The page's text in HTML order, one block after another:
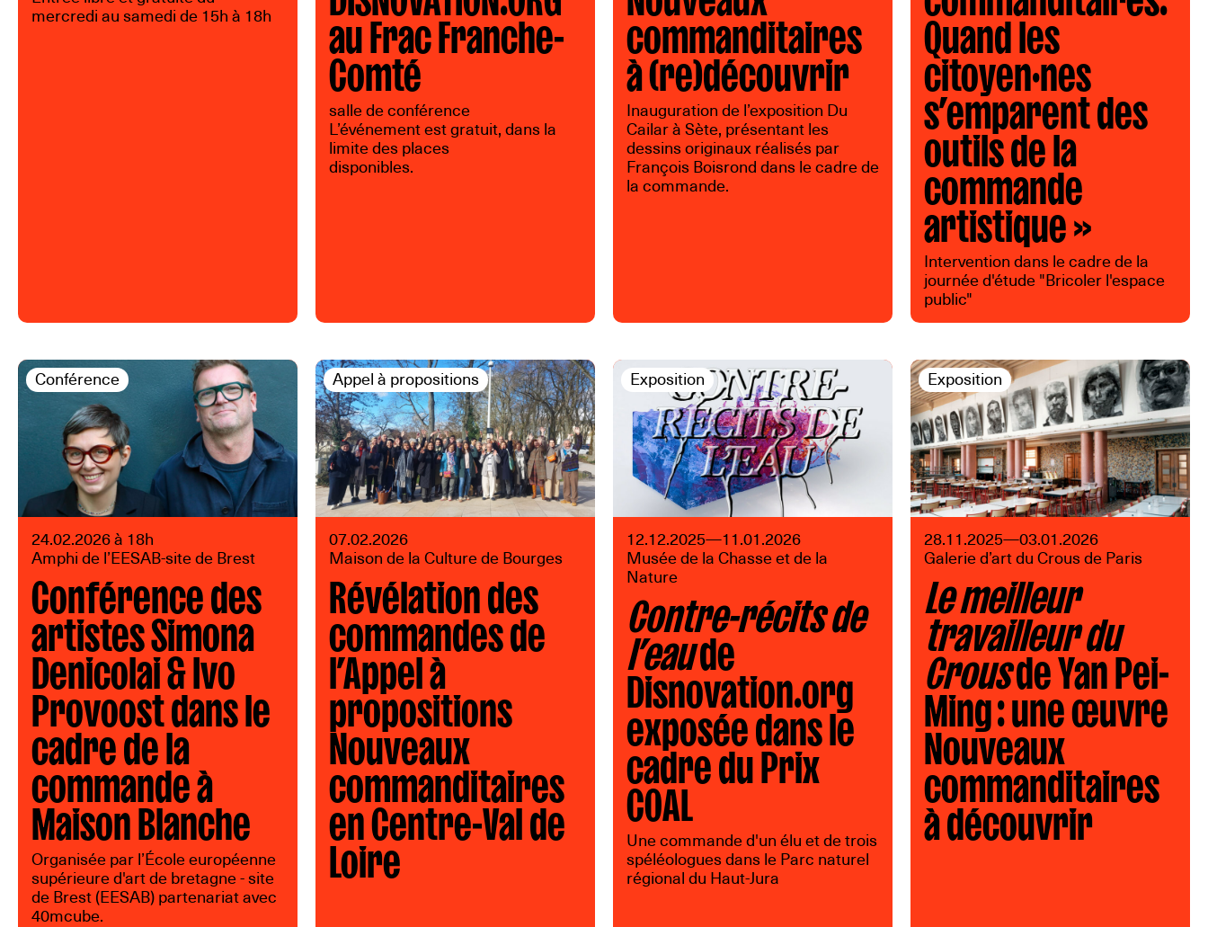
mercredi au samedi de 15h à 18h
au Frac Franche-
Comté
salle de conférence
L’événement est gratuit, dans la
limite des places
disponibles.
commanditaires
à (re)découvrir
Inauguration de l’exposition Du
Cailar à Sète, présentant les
dessins originaux réalisés par
François Boisrond dans le cadre de
la commande.
Quand les
citoyen·nes
s’emparent des
outils de la
commande
artistique »
Intervention dans le cadre de la
journée d'étude "Bricoler l'espace
public"
Conférence
24.02.2026 à 18h
Amphi de l’EESAB-site de Brest
Conférence des
artistes Simona
Denicolai & Ivo
Provoost dans le
cadre de la
commande à
Maison Blanche
Organisée par l’École européenne
supérieure d'art de bretagne - site
de Brest (EESAB) partenariat avec
40mcube.
Appel à propositions
07.02.2026
Maison de la Culture de Bourges
Révélation des
commandes de
l’Appel à
propositions
Nouveaux
commanditaires
en Centre-Val de
Loire
Exposition
12.12.2025—11.01.2026
Musée de la Chasse et de la
Nature
Contre-récits de
l’eaude
Disnovation.org
exposée dans le
cadre du Prix
COAL
Une commande d'un élu et de trois
spéléologues dans le Parc naturel
régional du Haut-Jura
Exposition
28.11.2025—03.01.2026
Galerie d’art du Crous de Paris
Le meilleur
travailleur du
Crousde Yan Pei-
Ming : une œuvre
Nouveaux
commanditaires
à découvrir